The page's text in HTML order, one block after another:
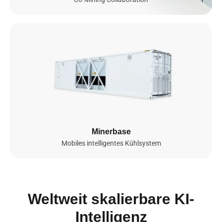
Minerbase
Mobiles intelligentes Kühlsystem
Weltweit skalierbare KI-
Intelligenz
GPUs MW